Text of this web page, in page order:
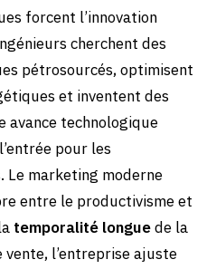
forcent l’innovation
cherchent des
pétrosourcés, optimisent
et inventent des
avance technologique
pour les
Le marketing moderne
entre le productivisme et
temporalité longuede la
vente, l’entreprise ajuste